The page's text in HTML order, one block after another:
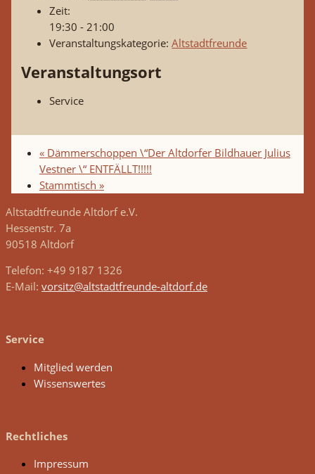
Zeit:
19:30 - 21:00
Veranstaltungskategorie: Altstadtfreunde
Veranstaltungsort
Service
«Dämmerschoppen \“Der Altdorfer Bildhauer Julius
Vestner \“ ENTFÄLLT!!!!!
Stammtisch »
Altstadtfreunde Altdorf e.V.
Hessenstr. 7a
90518 Altdorf
Telefon: +49 9187 1326
E-Mail: vorsitz@altstadtfreunde-altdorf.de
Service
Mitglied werden
Wissenswertes
Rechtliches
Impressum